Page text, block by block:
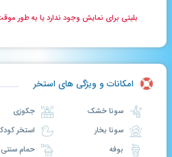
بلیتی برای نمایش وجود ندارد یا به طور
امکانات و ویژگی های استخر
سونا خشک
سونا بخار
جکوزی
حمام سنتی